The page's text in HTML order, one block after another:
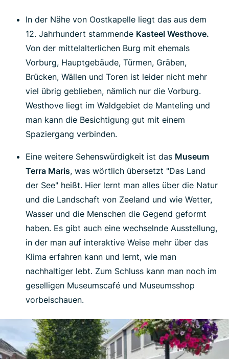
In der Nähe von Oostkapelle liegt das aus dem
12. Jahrhundert stammende Kasteel Westhove.
Von der mittelalterlichen Burg mit ehemals
Vorburg, Hauptgebäude, Türmen, Gräben,
Brücken, Wällen und Toren ist leider nicht mehr
viel übrig geblieben, nämlich nur die Vorburg.
Westhove liegt im Waldgebiet de Manteling und
man kann die Besichtigung gut mit einem
Spaziergang verbinden.
Eine weitere Sehenswürdigkeit ist das Museum
Terra Maris, was wörtlich übersetzt "Das Land
der See" heißt. Hier lernt man alles über die Natur
und die Landschaft von Zeeland und wie Wetter,
Wasser und die Menschen die Gegend geformt
haben. Es gibt auch eine wechselnde Ausstellung,
in der man auf interaktive Weise mehr über das
Klima erfahren kann und lernt, wie man
nachhaltiger lebt. Zum Schluss kann man noch im
geselligen Museumscafé und Museumsshop
vorbeischauen.